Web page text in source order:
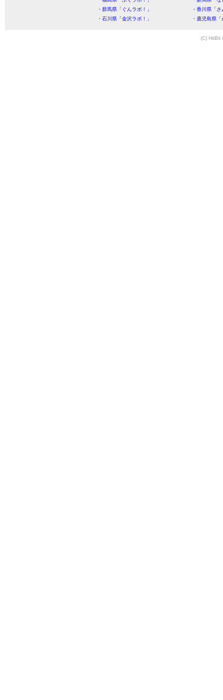
・群馬県「ぐんラボ！」
・香川県「
・石川県「金沢ラボ！」
・鹿児島県
(C) HitBit